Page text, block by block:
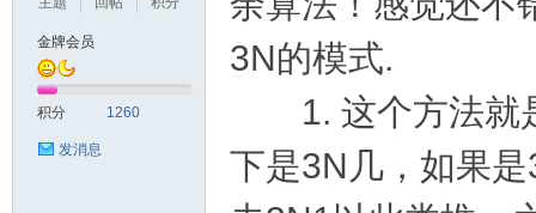
金牌会员
积分 1260
发消息
3N的模式.
1. 这个方法就是
下是3N几，如果